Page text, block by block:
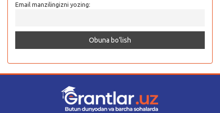
Email manzilingizni yozing: